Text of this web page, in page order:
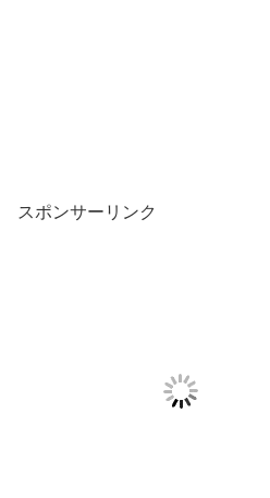
スポンサーリンク